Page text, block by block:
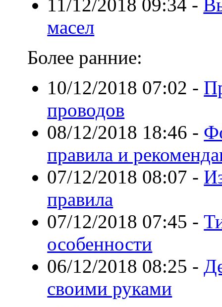
11/12/2018 09:34 -
масел
Более ранние:
10/12/2018 07:02 -
проводов
08/12/2018 18:46 -
правила и
07/12/2018 08:07 -
правила
07/12/2018 07:45 -
особенности
06/12/2018 08:25 -
своими руками